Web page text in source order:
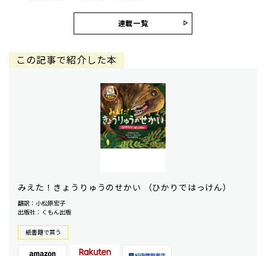
連載一覧
この記事で紹介した本
みえた！きょうりゅうのせかい （ひかりではっけん）
翻訳：小松原宏子
出版社：くもん出版
紙書籍で買う